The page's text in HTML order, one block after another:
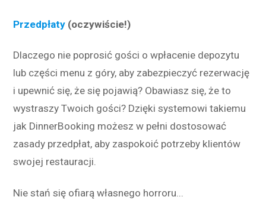
Przedpłaty (oczywiście!)
Dlaczego nie poprosić gości o wpłacenie depozytu
lub części menu z góry, aby zabezpieczyć rezerwację
i upewnić się, że się pojawią? Obawiasz się, że to
wystraszy Twoich gości? Dzięki systemowi takiemu
jak DinnerBooking możesz w pełni dostosować
zasady przedpłat, aby zaspokoić potrzeby klientów
swojej restauracji.
Nie stań się ofiarą własnego horroru...